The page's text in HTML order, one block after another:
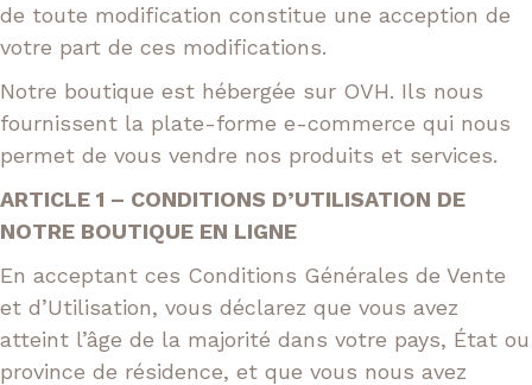
de toute modification constitue une acception de
votre part de ces modifications.
Notre boutique est hébergée sur OVH. Ils nous
fournissent la plate-forme e-commerce qui nous
permet de vous vendre nos produits et services.
ARTICLE 1 – CONDITIONS D’UTILISATION DE
NOTRE BOUTIQUE EN LIGNE
En acceptant ces Conditions Générales de Vente
et d’Utilisation, vous déclarez que vous avez
atteint l’âge de la majorité dans votre pays, État ou
province de résidence, et que vous nous avez